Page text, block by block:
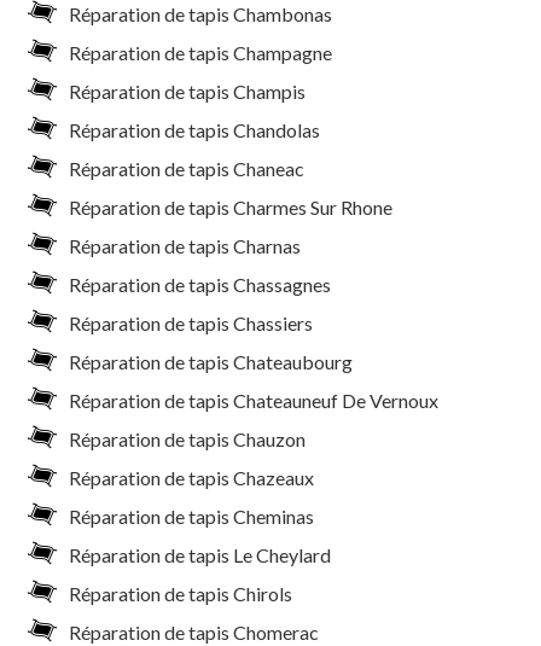
Réparation de tapis Chambonas
Réparation de tapis Champagne
Réparation de tapis Champis
Réparation de tapis Chandolas
Réparation de tapis Chaneac
Réparation de tapis Charmes Sur Rhone
Réparation de tapis Charnas
Réparation de tapis Chassagnes
Réparation de tapis Chassiers
Réparation de tapis Chateaubourg
Réparation de tapis Chateauneuf De Vernoux
Réparation de tapis Chauzon
Réparation de tapis Chazeaux
Réparation de tapis Cheminas
Réparation de tapis Le Cheylard
Réparation de tapis Chirols
Réparation de tapis Chomerac